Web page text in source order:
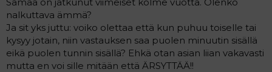
a
j
a
nalkuttava ämmä?
Ja sit yks juttu: voiko olettaa että kun puhuu toiselle tai
kysyy jotain, niin vastauksen saa puolen minuutin sisällä
eikä puolen tunnin sisällä? Ehkä otan asian liian vakavasti
mutta en voi sille mitään että ÄRSYTTÄÄ!!